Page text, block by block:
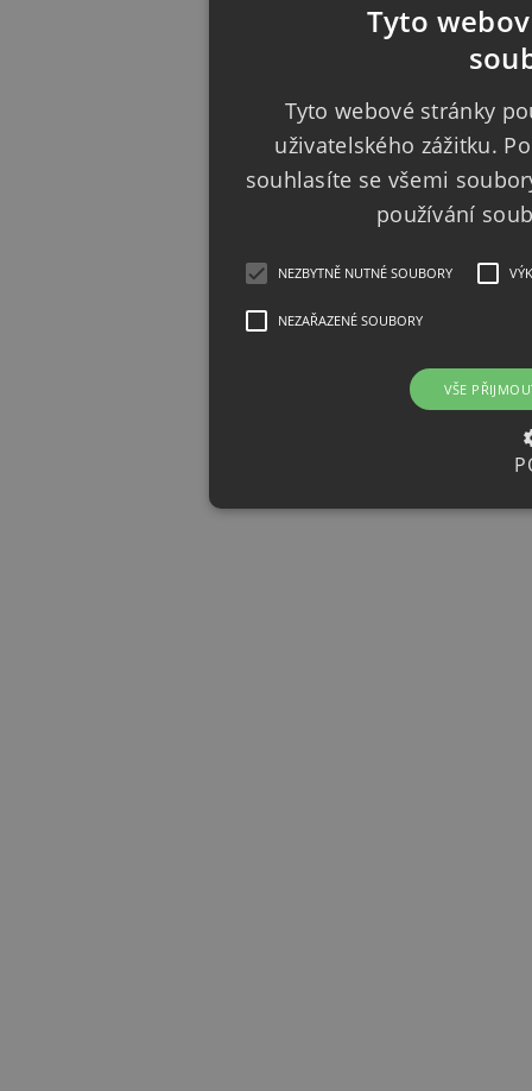
Tyto
Tyto webové stránky
uživatelského zážitku.
souhlasíte se všemi
používání
NEZBYTNĚ NUTNÉ SOUBORY
NEZAŘAZENÉ SOUBORY
VŠE